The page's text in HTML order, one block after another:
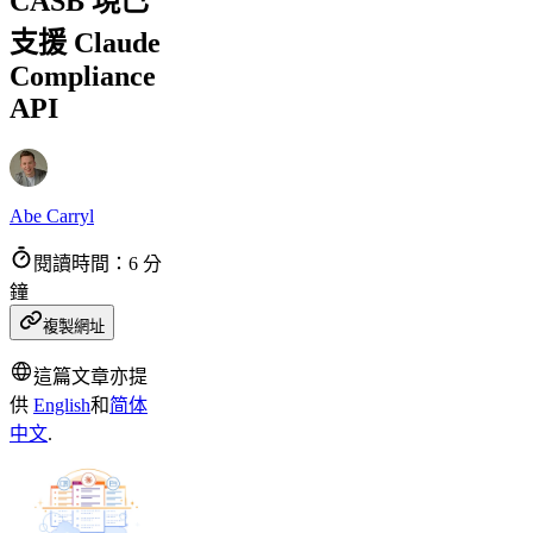
支援 Claude
Compliance
API
Abe Carryl
閱讀時間：6 分
鐘
複製網址
這篇文章亦提
供 English和简体
中文.